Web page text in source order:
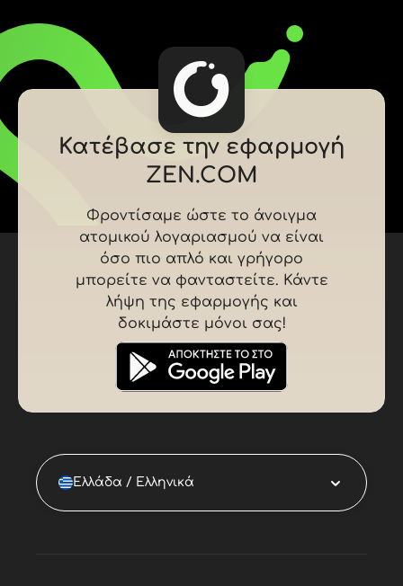
Κατέβασε την εφαρμογή
ZEN.COM
Φροντίσαμε ώστε το άνοιγμα
ατομικού λογαριασμού να είναι
όσο πιο απλό και γρήγορο
μπορείτε να φανταστείτε. Κάντε
λήψη της εφαρμογής και
δοκιμάστε μόνοι σας!
Ελλάδα / Ελληνικά